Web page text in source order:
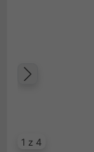
1 z 4